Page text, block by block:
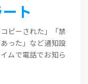
ト
ピーされた」「禁
った」など通知設
ムで電話でお知ら